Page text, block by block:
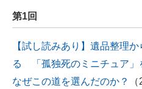
第1回
【試し読みあり】遺品整理
る 「孤独死のミニチュア」
なぜこの道を選んだのか？